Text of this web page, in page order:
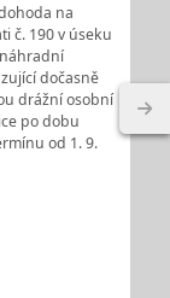
na
č. 190 v úseku
dočasně
drážní osobní
po dobu
od 1. 9.